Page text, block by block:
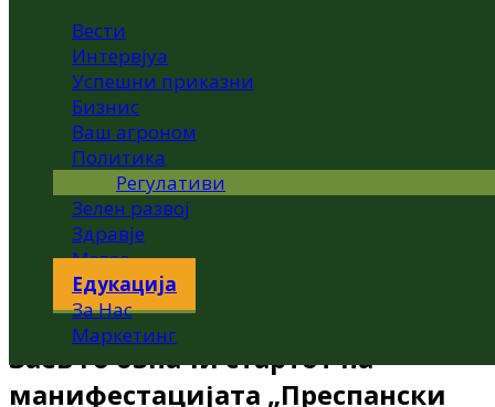
Вести
Интервјуа
Успешни приказни
Бизнис
Ваш агроном
Политика
Регулативи
Зелен развој
Здравје
Метео
Едукација
За Нас
Маркетинг
Заев го означи стартот на
манифестацијата „Преспански